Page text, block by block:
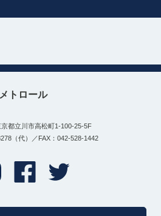
トロール
都立川市高松町1-100-25-5F
（代）／FAX：042-528-1442